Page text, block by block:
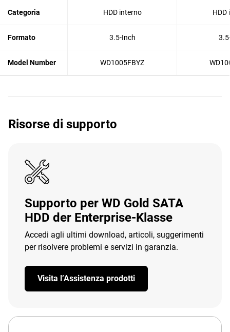
Categoria HDD interno HDD
Formato 3.5-Inch
Model Number WD1005FBYZ
Risorse di supporto
Supporto per WD Gold SATA
HDD der Enterprise-Klasse
Accedi agli ultimi download, articoli, suggerimenti
per risolvere problemi e servizi in garanzia.
Visita l’Assistenza prodotti